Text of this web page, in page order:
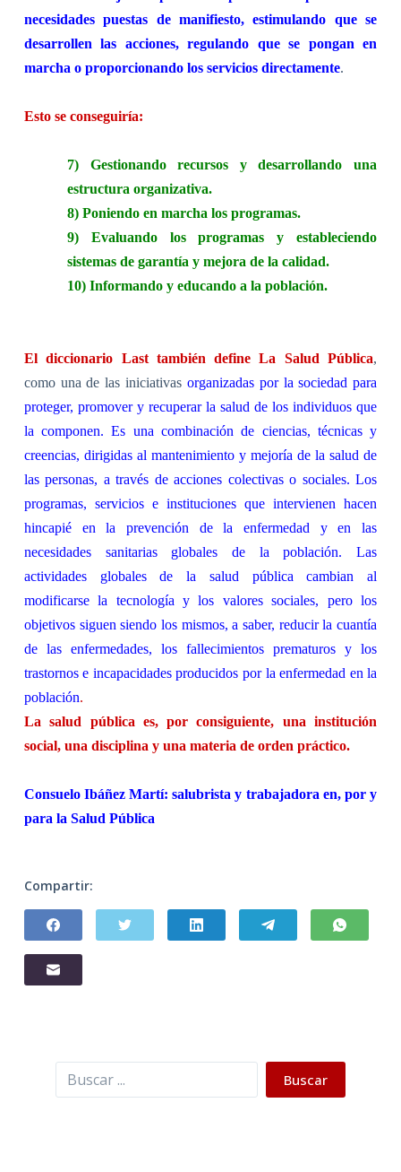
necesidades puestas de manifiesto, estimulando que se
desarrollen las acciones, regulando que se pongan en
marcha o proporcionando los servicios directamente.
Esto se conseguiría:
7) Gestionando recursos y desarrollando una
estructura organizativa.
8) Poniendo en marcha los programas.
9) Evaluando los programas y estableciendo
sistemas de garantía y mejora de la calidad.
10) Informando y educando a la población.
El diccionario Last también define La Salud Pública,
como una de las iniciativas organizadas por la sociedad para
proteger, promover y recuperar la salud de los individuos que
la componen. Es una combinación de ciencias, técnicas y
creencias, dirigidas al mantenimiento y mejoría de la salud de
las personas, a través de acciones colectivas o sociales. Los
programas, servicios e instituciones que intervienen hacen
hincapié en la prevención de la enfermedad y en las
necesidades sanitarias globales de la población. Las
actividades globales de la salud pública cambian al
modificarse la tecnología y los valores sociales, pero los
objetivos siguen siendo los mismos, a saber, reducir la cuantía
de las enfermedades, los fallecimientos prematuros y los
trastornos e incapacidades producidos por la enfermedad en la
población.
La salud pública es, por consiguiente, una institución
social, una disciplina y una materia de orden práctico.
Consuelo Ibáñez Martí: salubrista y trabajadora en, por y
para la Salud Pública
Compartir:
Buscar Buscar